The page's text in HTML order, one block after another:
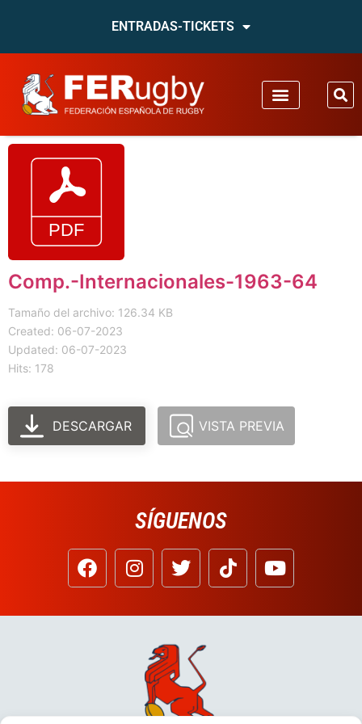
ENTRADAS-TICKETS
Comp.-Internacionales-1963-64
Tamaño del archivo: 126.34 KB
Created: 06-07-2023
Updated: 06-07-2023
Hits: 178
DESCARGAR VISTA PREVIA
SÍGUENOS